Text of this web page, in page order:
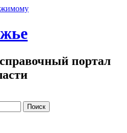
портал